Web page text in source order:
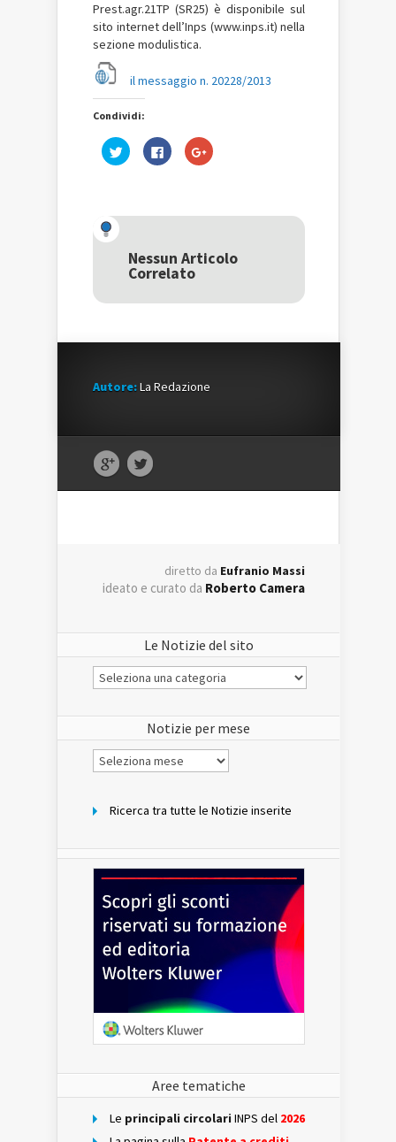
Prest.agr.21TP (SR25) è disponibile sul
sito internet dell’Inps (www.inps.it) nella
sezione modulistica.
il messaggio n. 20228/2013
Condividi:
Fai
clic
una
nuova
finestra)
Fai
clic
nuova
finestra)
Fai
clic
una
nuova
Nessun Articolo
Correlato
Autore:La Redazione
diretto da Eufranio Massi
ideato e curato da Roberto Camera
Le Notizie del sito
Le
Notizie
Notizie per mese
Notizie
per
Ricerca tra tutte le Notizie inserite
Aree tematiche
Le principali circolari INPS del 2026